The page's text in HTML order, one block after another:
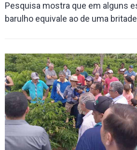
Pesquisa mostra que em alguns
barulho equivale ao de uma